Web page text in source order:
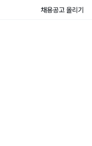
채용공고 올리기